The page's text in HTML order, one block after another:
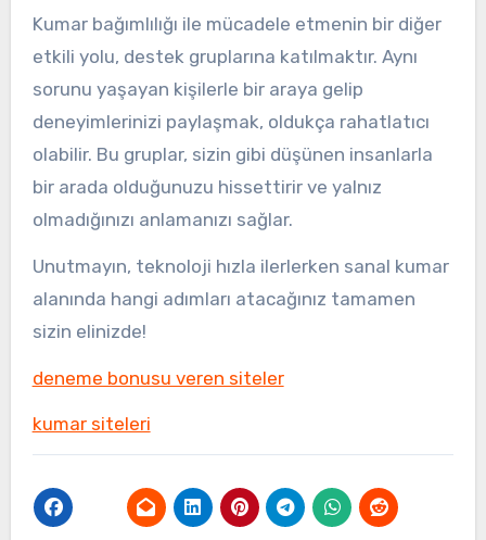
Kumar bağımlılığı ile mücadele etmenin bir diğer
etkili yolu, destek gruplarına katılmaktır. Aynı
sorunu yaşayan kişilerle bir araya gelip
deneyimlerinizi paylaşmak, oldukça rahatlatıcı
olabilir. Bu gruplar, sizin gibi düşünen insanlarla
bir arada olduğunuzu hissettirir ve yalnız
olmadığınızı anlamanızı sağlar.
Unutmayın, teknoloji hızla ilerlerken sanal kumar
alanında hangi adımları atacağınız tamamen
sizin elinizde!
deneme bonusu veren siteler
kumar siteleri